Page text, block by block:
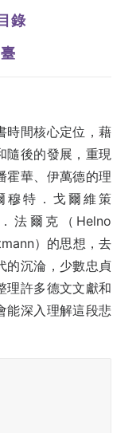
目錄
時間核心定位，藉
隨後的發展，重現
霍華、伊萬德的理
穆特．戈爾維策
法爾克（Helno
）的思想，去
的沉淪，少數忠貞
理許多德文文獻和
能深入理解這段悲